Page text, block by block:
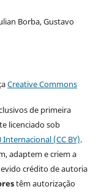
Borba, Gustavo
Creative Commons
de primeira
licenciado sob
(CC BY).
adaptem e criem a
crédito de autoria
têm autorização